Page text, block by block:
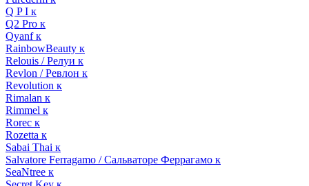
Q P I к
Q2 Pro к
Qyanf к
RainbowBeauty к
Relouis / Релуи к
Revlon / Ревлон к
Revolution к
Rimalan к
Rimmel к
Rorec к
Rozetta к
Sabai Thai к
Salvatore Ferragamo / Сальваторе Феррагамо к
SeaNtree к